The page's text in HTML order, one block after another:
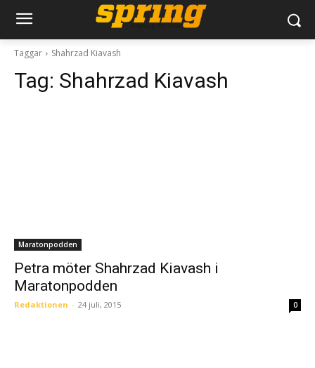
Taggar Shahrzad Kiavash
Tag: Shahrzad Kiavash
Maratonpodden
Petra möter Shahrzad Kiavash i
Maratonpodden
Redaktionen - 24 juli, 2015 0